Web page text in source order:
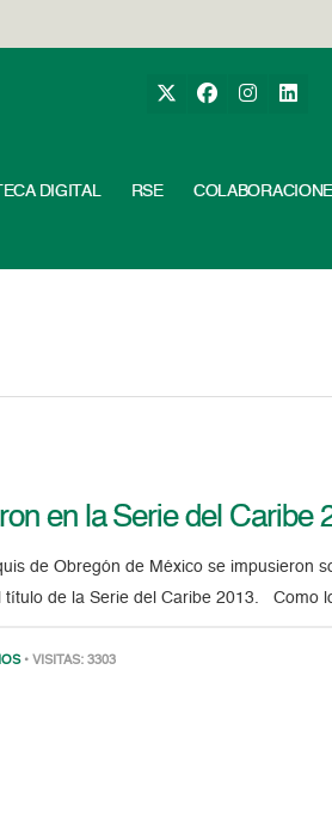
DIGITAL RSE
en la Serie del Caribe
de Obregón de México se impusieron
título de la Serie del Caribe 2013. Como
• VISITAS: 3303